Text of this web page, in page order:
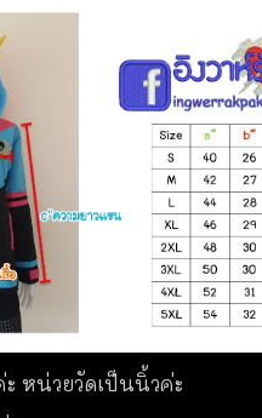
หน่วยวัดเป็นนิ้วค่ะ